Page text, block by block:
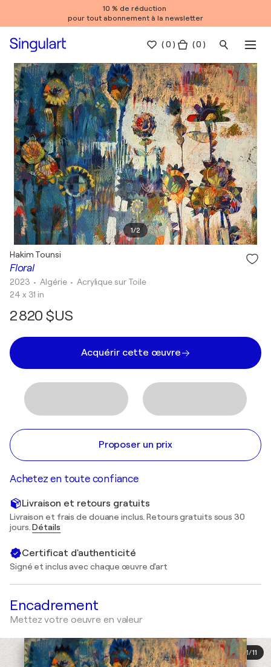
10 % de réduction
pour tout abonnement à la newsletter
(0 ) ( 0 )
1/2
Floral
Hakim Tounsi
2023 • Algérie • Acrylique sur Toile
24 x 31 in
2 820 $US
Acquérir cette œuvre
Proposer un prix
Achetez en toute confiance
Livraison et retours gratuits
Livraison et frais de douane inclus. Retours gratuits sous 30
jours.Détails
Certificat d'authenticité
Signé et inclus avec chaque œuvre d'art
Encadrement
Mettez votre oeuvre en valeur
1/11